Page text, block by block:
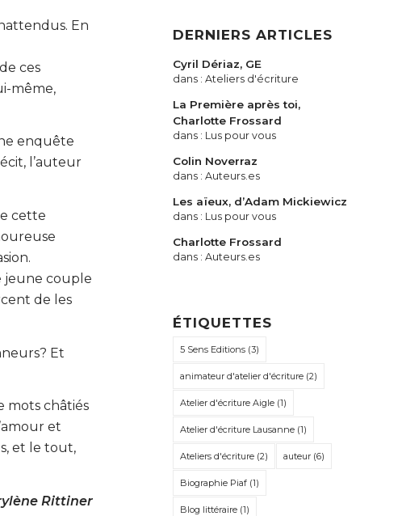
En
ces
même,
enquête
l’auteur
cette
jeune couple
de les
Et
mots châtiés
et
et le tout,
Rittiner
DERNIERS ARTICLES
Cyril Dériaz, GE
dans : Ateliers d'écriture
La Première après toi,
Charlotte Frossard
dans : Lus pour vous
Colin Noverraz
dans : Auteurs.es
Les aïeux, d’Adam Mickiewicz
dans : Lus pour vous
Charlotte Frossard
dans : Auteurs.es
ÉTIQUETTES
5 Sens Editions(3)
animateur d'atelier d'écriture(2)
Atelier d'écriture Aigle(1)
Atelier d'écriture Lausanne(1)
Ateliers d'écriture(2) auteur(6)
Biographie Piaf(1)
Blog littéraire(1)